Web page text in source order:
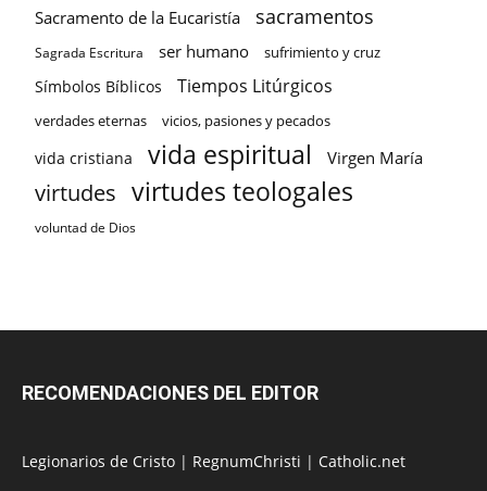
Sacramento de la Eucaristía sacramentos
Sagrada Escritura ser humano sufrimiento y cruz
Símbolos Bíblicos Tiempos Litúrgicos
verdades eternas vicios, pasiones y pecados
vida cristiana vida espiritual Virgen María
virtudes virtudes teologales
voluntad de Dios
RECOMENDACIONES DEL EDITOR
Legionarios de Cristo | RegnumChristi | Catholic.net